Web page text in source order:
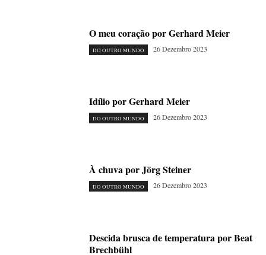
O meu coração por Gerhard Meier
DO OUTRO MUNDO 26 Dezembro 2023
Idílio por Gerhard Meier
DO OUTRO MUNDO 26 Dezembro 2023
À chuva por Jörg Steiner
DO OUTRO MUNDO 26 Dezembro 2023
Descida brusca de temperatura por Beat
Brechbühl